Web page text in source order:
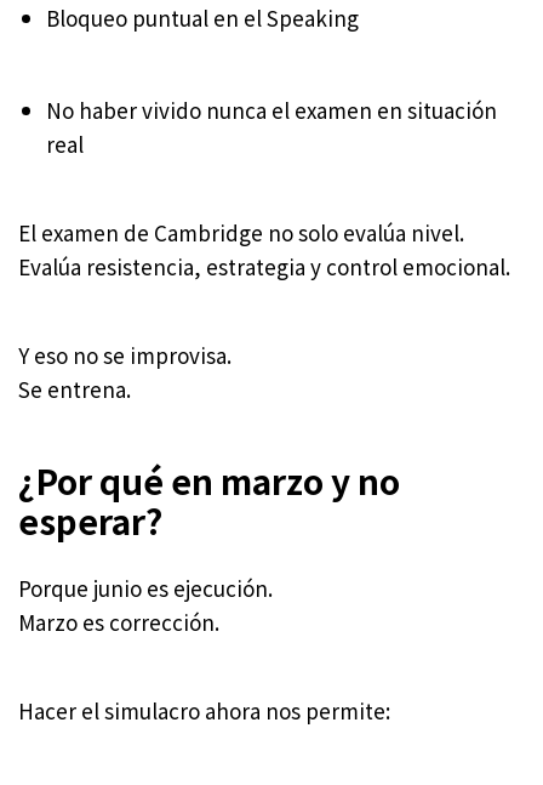
Bloqueo puntual en el Speaking
No haber vivido nunca el examen en situación
real
El examen de Cambridge no solo evalúa nivel.
Evalúa resistencia, estrategia y control emocional.
Y eso no se improvisa.
Se entrena.
¿Por qué en marzo y no
esperar?
Porque junio es ejecución.
Marzo es corrección.
Hacer el simulacro ahora nos permite: